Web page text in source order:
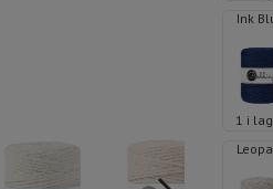
Ink
1 i